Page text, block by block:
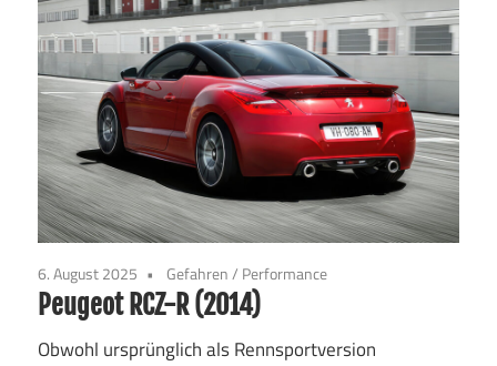
6. August 2025 Gefahren/ Performance
Peugeot RCZ-R (2014)
Obwohl ursprünglich als Rennsportversion